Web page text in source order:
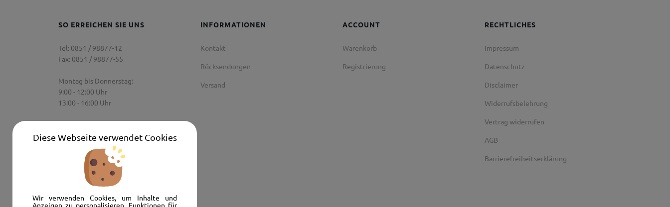
Diese Webseite verwendet Cookies
Wir verwenden Cookies, um Inhalte und
Anzeigen zu personalisieren, Funktionen für
SO ERREICHEN SIE UNS
Tel: 0851 / 98877-12
Fax: 0851 / 98877-55
Montag bis Donnerstag:
9:00 - 12:00 Uhr
13:00 - 16:00 Uhr
9:00 Uhr - 12:00 Uhr
Senden Sie uns eine E-Mail:
info@autoshop-wimmer.de
INFORMATIONEN
Kontakt
Rücksendungen
Versand
ACCOUNT
Warenkorb
Registrierung
RECHTLICHES
Impressum
Datenschutz
Disclaimer
Widerrufsbelehrung
Vertrag widerrufen
AGB
Barrierefreiheitserklärung